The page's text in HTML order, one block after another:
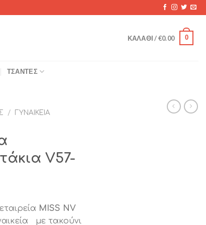
ΚΑΛΆΘΙ /€0.00 0
ΤΣΆΝΤΕΣ
/
ΓΥΝΑΙΚΕΊΑ
V57-
MISS NV
με τακούνι